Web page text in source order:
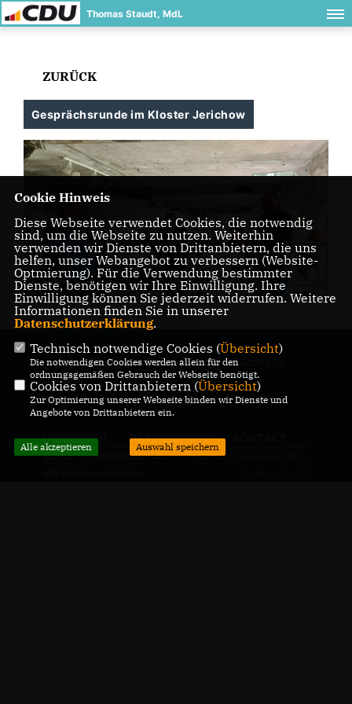
Thomas Staudt, MdL
ZURÜCK
Gesprächsrunde im Kloster Jerichow
CDU-Landtagabgeordneter für den Wahlkreis 05
Genthin
IMPRESSUM DATENSCHUTZ
@2026 Thomas Staudt, MdL
Realisation: Sharkness Media
Cookie Hinweis
Diese Webseite verwendet Cookies, die notwendig
sind, um die Webseite zu nutzen. Weiterhin
verwenden wir Dienste von Drittanbietern, die uns
helfen, unser Webangebot zu verbessern (Website-
Optmierung). Für die Verwendung bestimmter
Dienste, benötigen wir Ihre Einwilligung. Ihre
Einwilligung können Sie jederzeit widerrufen. Weitere
Informationen finden Sie in unserer
Datenschutzerklärung.
Technisch notwendige Cookies (Übersicht)
Die notwendigen Cookies werden allein für den
ordnungsgemäßen Gebrauch der Webseite benötigt.
Cookies von Drittanbietern (Übersicht)
Zur Optimierung unserer Webseite binden wir Dienste und
Angebote von Drittanbietern ein.
Alle akzeptieren Auswahl speichern